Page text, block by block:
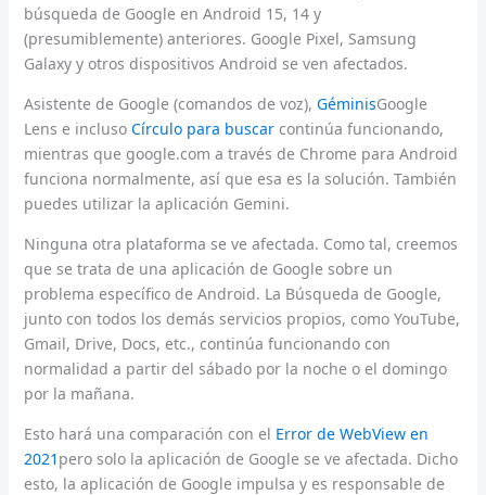
búsqueda de Google en Android 15, 14 y
(presumiblemente) anteriores. Google Pixel, Samsung
Galaxy y otros dispositivos Android se ven afectados.
Asistente de Google (comandos de voz), GéminisGoogle
Lens e incluso Círculo para buscarcontinúa funcionando,
mientras que google.com a través de Chrome para Android
funciona normalmente, así que esa es la solución. También
puedes utilizar la aplicación Gemini.
Ninguna otra plataforma se ve afectada. Como tal, creemos
que se trata de una aplicación de Google sobre un
problema específico de Android. La Búsqueda de Google,
junto con todos los demás servicios propios, como YouTube,
Gmail, Drive, Docs, etc., continúa funcionando con
normalidad a partir del sábado por la noche o el domingo
por la mañana.
Esto hará una comparación con el Error de WebView en
2021 pero solo la aplicación de Google se ve afectada. Dicho
esto, la aplicación de Google impulsa y es responsable de